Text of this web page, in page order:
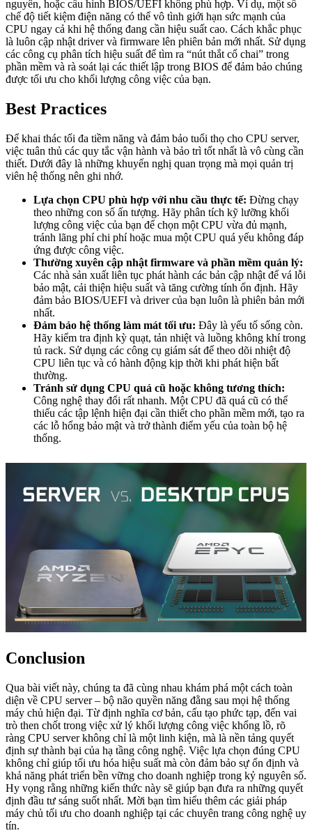
nguyên, hoặc cấu hình BIOS/UEFI không phù hợp. Ví dụ, một số
chế độ tiết kiệm điện năng có thể vô tình giới hạn sức mạnh của
CPU ngay cả khi hệ thống đang cần hiệu suất cao. Cách khắc phục
là luôn cập nhật driver và firmware lên phiên bản mới nhất. Sử dụng
các công cụ phân tích hiệu suất để tìm ra “nút thắt cổ chai” trong
phần mềm và rà soát lại các thiết lập trong BIOS để đảm bảo chúng
được tối ưu cho khối lượng công việc của bạn.
Best Practices
Để khai thác tối đa tiềm năng và đảm bảo tuổi thọ cho CPU server,
việc tuân thủ các quy tắc vận hành và bảo trì tốt nhất là vô cùng cần
thiết. Dưới đây là những khuyến nghị quan trọng mà mọi quản trị
viên hệ thống nên ghi nhớ.
Lựa chọn CPU phù hợp với nhu cầu thực tế: Đừng chạy
theo những con số ấn tượng. Hãy phân tích kỹ lưỡng khối
lượng công việc của bạn để chọn một CPU vừa đủ mạnh,
tránh lãng phí chi phí hoặc mua một CPU quá yếu không đáp
ứng được công việc.
Thường xuyên cập nhật firmware và phần mềm quản lý:
Các nhà sản xuất liên tục phát hành các bản cập nhật để vá lỗi
bảo mật, cải thiện hiệu suất và tăng cường tính ổn định. Hãy
đảm bảo BIOS/UEFI và driver của bạn luôn là phiên bản mới
nhất.
Đảm bảo hệ thống làm mát tối ưu: Đây là yếu tố sống còn.
Hãy kiểm tra định kỳ quạt, tản nhiệt và luồng không khí trong
tủ rack. Sử dụng các công cụ giám sát để theo dõi nhiệt độ
CPU liên tục và có hành động kịp thời khi phát hiện bất
thường.
Tránh sử dụng CPU quá cũ hoặc không tương thích:
Công nghệ thay đổi rất nhanh. Một CPU đã quá cũ có thể
thiếu các tập lệnh hiện đại cần thiết cho phần mềm mới, tạo ra
các lỗ hổng bảo mật và trở thành điểm yếu của toàn bộ hệ
thống.
Conclusion
Qua bài viết này, chúng ta đã cùng nhau khám phá một cách toàn
diện về CPU server – bộ não quyền năng đằng sau mọi hệ thống
máy chủ hiện đại. Từ định nghĩa cơ bản, cấu tạo phức tạp, đến vai
trò then chốt trong việc xử lý khối lượng công việc khổng lồ, rõ
ràng CPU server không chỉ là một linh kiện, mà là nền tảng quyết
định sự thành bại của hạ tầng công nghệ. Việc lựa chọn đúng CPU
không chỉ giúp tối ưu hóa hiệu suất mà còn đảm bảo sự ổn định và
khả năng phát triển bền vững cho doanh nghiệp trong kỷ nguyên số.
Hy vọng rằng những kiến thức này sẽ giúp bạn đưa ra những quyết
định đầu tư sáng suốt nhất. Mời bạn tìm hiểu thêm các giải pháp
máy chủ tối ưu cho doanh nghiệp tại các chuyên trang công nghệ uy
tín.